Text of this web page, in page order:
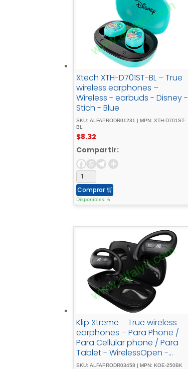
Xtech XTH-D701ST-BL – True
wireless earphones –
Wireless - earbuds - Disney -
Stich - Blue
SKU: ALFAPRODR01231 | MPN: XTH-D701ST-
BL
$8.32
Compartir:
Comprar 🛒
Disponibles: 6
Klip Xtreme – True wireless
earphones – Para Phone /
Para Cellular phone / Para
Tablet - WirelessOpen -
earTWS
SKU: ALFAPRODR03458 | MPN: KOE-250BK